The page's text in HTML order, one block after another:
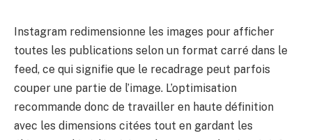
Instagram redimensionne les images pour afficher
toutes les publications selon un format carré dans le
feed, ce qui signifie que le recadrage peut parfois
couper une partie de l’image. L’optimisation
recommande donc de travailler en haute définition
avec les dimensions citées tout en gardant les